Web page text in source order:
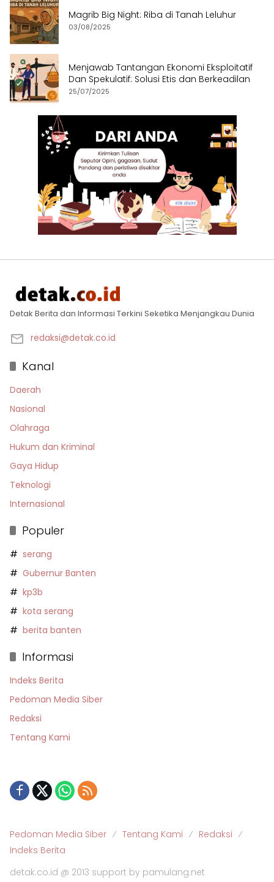
Magrib Big Night: Riba di Tanah Leluhur
03/08/2025
Menjawab Tantangan Ekonomi Eksploitatif
Dan Spekulatif: Solusi Etis dan Berkeadilan
25/07/2025
Detak Berita dan Informasi Terkini Seketika Menjangkau Dunia
redaksi@detak.co.id
Kanal
Daerah
Nasional
Olahraga
Hukum dan Kriminal
Gaya Hidup
Teknologi
Internasional
Populer
serang
Gubernur Banten
kp3b
kota serang
berita banten
Informasi
Indeks Berita
Pedoman Media Siber
Redaksi
Tentang Kami
Pedoman Media Siber Tentang Kami
Redaksi
Indeks Berita
detak.co.id @ 2013 support by pamulang.net